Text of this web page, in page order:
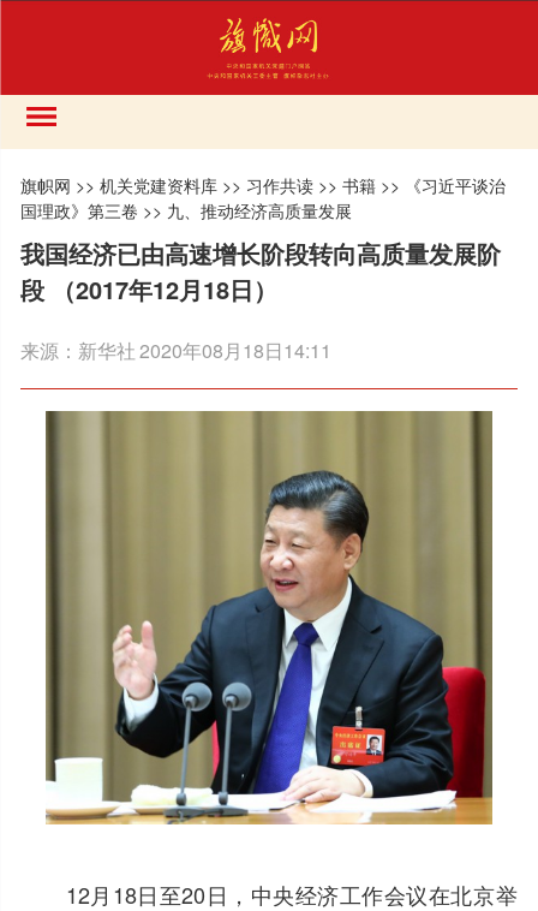
旗帜网 >>机关党建资料库 >> 习作共读 >>书籍 >>
《习近平谈治
国理政》第三卷 >> 九、推动经济高质量发展
我国经济已由高速增长阶段转向高质量发展阶
段 （2017年12月18日）
来源： 新华社2020年08月18日14:11
12月18日至20日，中央经济工作会议在北京举